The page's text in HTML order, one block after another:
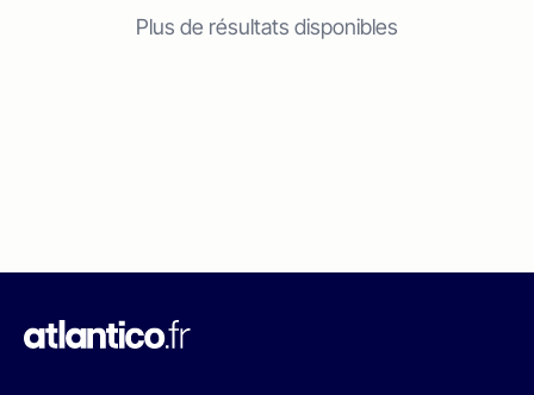
Plus de résultats disponibles